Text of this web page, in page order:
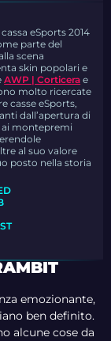
eSports 2014
parte del
scena
skin popolari e
AWP | Corticera e
molto ricercate
casse eSports,
dall’apertura di
montepremi
al suo valore
posto nella storia
emozionante,
ben definito.
alcune cose da